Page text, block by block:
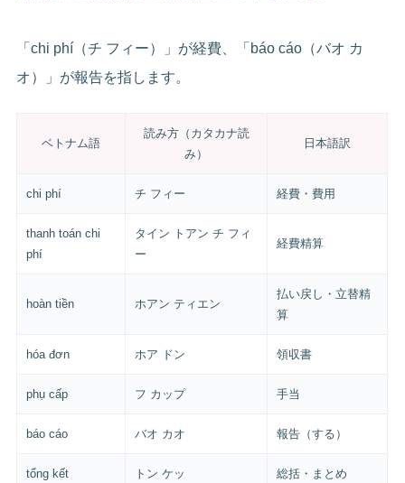
「chi phí（チ フィー）」が経費、「báo cáo（バオ カ
オ）」が報告を指します。
ベトナム語
読み方（カタカナ読
み）
日本語訳
chi phí チ フィー 経費・費用
thanh toán chi
phí
タイン トアン チ フィ
ー
経費精算
hoàn tiền ホアン ティエン
払い戻し・立替精
算
hóa đơn ホア ドン 領収書
phụ cấp フ カップ 手当
báo cáo バオ カオ 報告（する）
tổng kết トン ケッ 総括・まとめ